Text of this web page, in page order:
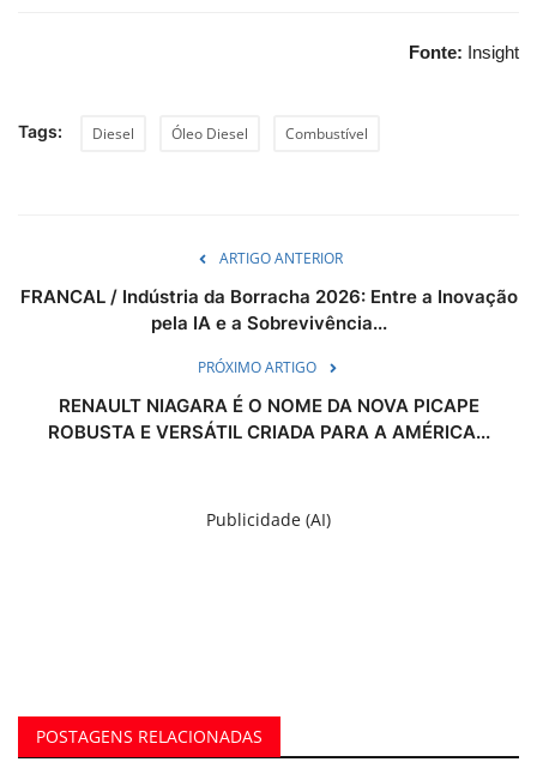
Fonte: Insight
Tags: Diesel Óleo Diesel Combustível
ARTIGO ANTERIOR
FRANCAL / Indústria da Borracha 2026: Entre a Inovação
pela IA e a Sobrevivência...
PRÓXIMO ARTIGO
RENAULT NIAGARA É O NOME DA NOVA PICAPE
ROBUSTA E VERSÁTIL CRIADA PARA A AMÉRICA...
Publicidade (AI)
POSTAGENS RELACIONADAS